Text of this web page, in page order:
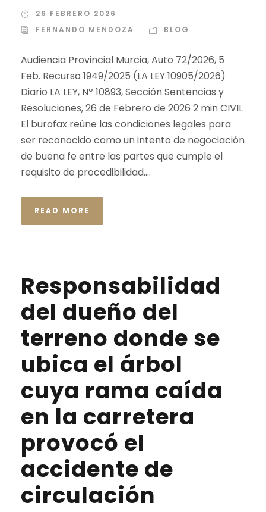
26 FEBRERO 2026
FERNANDO MENDOZA
BLOG
Audiencia Provincial Murcia, Auto 72/2026, 5
Feb. Recurso 1949/2025 (LA LEY 10905/2026)
Diario LA LEY, Nº 10893, Sección Sentencias y
Resoluciones, 26 de Febrero de 2026 2 min CIVIL
El burofax reúne las condiciones legales para
ser reconocido como un intento de negociación
de buena fe entre las partes que cumple el
requisito de procedibilidad....
READ MORE
Responsabilidad
del dueño del
terreno donde se
ubica el árbol
cuya rama caída
en la carretera
provocó el
accidente de
circulación